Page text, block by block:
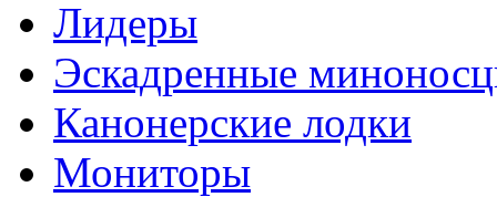
Лидеры
Эскадренные
Канонерские лодки
Мониторы